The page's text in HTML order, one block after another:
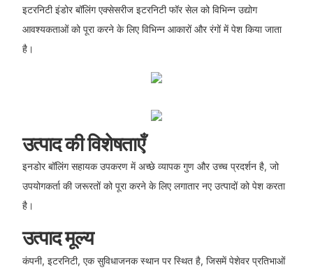
इटरनिटी इंडोर बॉलिंग एक्सेसरीज इटरनिटी फॉर सेल को विभिन्न उद्योग
आवश्यकताओं को पूरा करने के लिए विभिन्न आकारों और रंगों में पेश किया जाता
है।
उत्पाद की विशेषताएँ
इनडोर बॉलिंग सहायक उपकरण में अच्छे व्यापक गुण और उच्च प्रदर्शन है, जो
उपयोगकर्ता की जरूरतों को पूरा करने के लिए लगातार नए उत्पादों को पेश करता
है।
उत्पाद मूल्य
कंपनी, इटरनिटी, एक सुविधाजनक स्थान पर स्थित है, जिसमें पेशेवर प्रतिभाओं